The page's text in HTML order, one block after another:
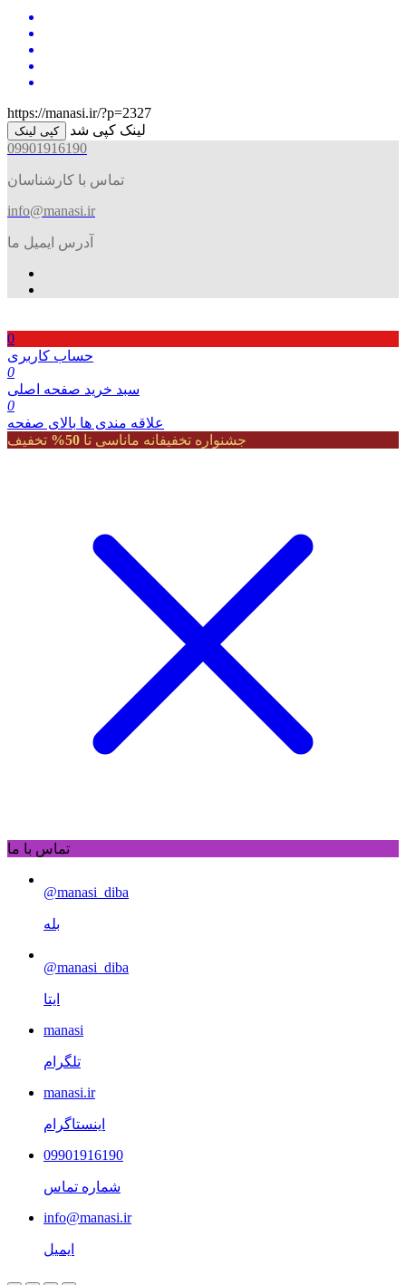
https://manasi.ir/?p=2327
کپی لینک
لینک کپی شد
09901916190
تماس با کارشناسان
info@manasi.ir
آدرس ایمیل ما
0
حساب کاربری
0
سبد خرید صفحه اصلی
0
علاقه مندی ها بالای صفحه
جشنواره تخفیفانه ماناسی تا 50% تخفیف
تماس با ما
@manasi_diba
بله
@manasi_diba
ایتا
manasi
تلگرام
manasi.ir
اینستاگرام
09901916190
شماره تماس
info@manasi.ir
ایمیل